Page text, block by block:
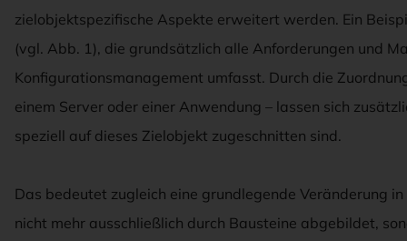
zielobjektspezifische Aspekte erweitert werden. Ein
(vgl. Abb. 1), die grundsätzlich alle Anforderungen und
Konfigurationsmanagement umfasst. Durch die
einem Server oder einer Anwendung – lassen sich
speziell auf dieses Zielobjekt zugeschnitten sind.
Das bedeutet zugleich eine grundlegende Veränderung
nicht mehr ausschließlich durch Bausteine abgebildet,